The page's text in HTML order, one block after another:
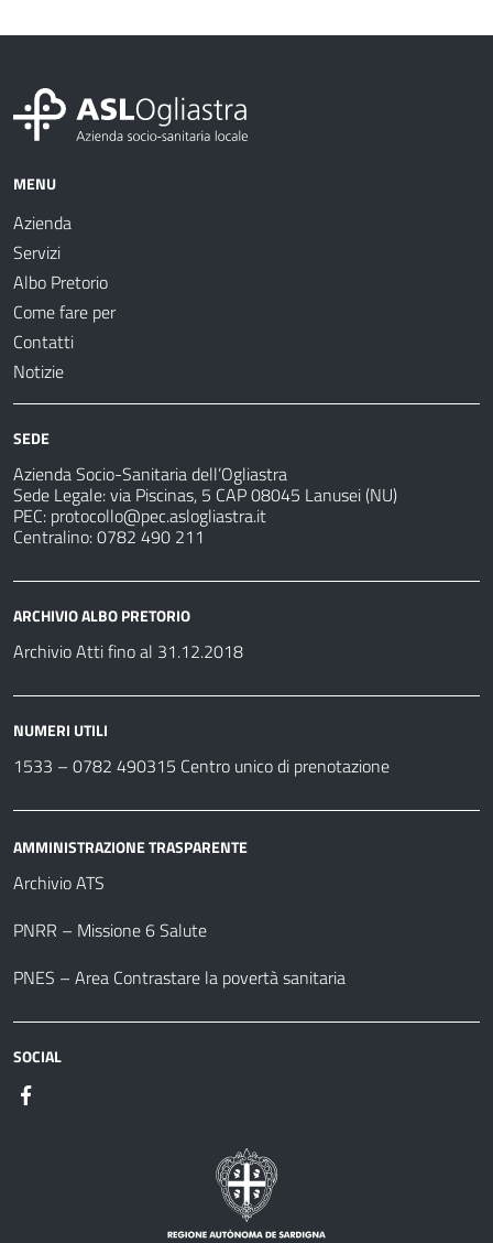
MENU
Azienda
Servizi
Albo Pretorio
Come fare per
Contatti
Notizie
SEDE
Azienda Socio-Sanitaria dell’Ogliastra
Sede Legale: via Piscinas, 5 CAP 08045 Lanusei (NU)
PEC: protocollo@pec.aslogliastra.it
Centralino: 0782 490 211
ARCHIVIO ALBO PRETORIO
Archivio Atti fino al 31.12.2018
NUMERI UTILI
1533 – 0782 490315 Centro unico di prenotazione
AMMINISTRAZIONE TRASPARENTE
Archivio ATS
PNRR – Missione 6 Salute
PNES – Area Contrastare la povertà sanitaria
SOCIAL